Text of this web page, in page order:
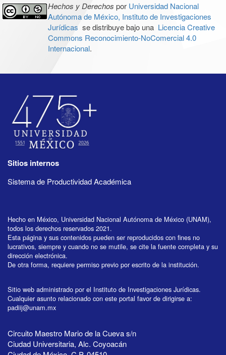
Hechos y Derechos por Universidad Nacional
Autónoma de México, Instituto de Investigaciones
Jurídicas se distribuye bajo una Licencia Creative
Commons Reconocimiento-NoComercial 4.0
Internacional.
Sitios internos
Sistema de Productividad Académica
Hecho en México, Universidad Nacional Autónoma de México (UNAM),
todos los derechos reservados 2021.
Esta página y sus contenidos pueden ser reproducidos con fines no
lucrativos, siempre y cuando no se mutile, se cite la fuente completa y su
dirección electrónica.
De otra forma, requiere permiso previo por escrito de la institución.
Sitio web administrado por el Instituto de Investigaciones Jurídicas.
Cualquier asunto relacionado con este portal favor de dirigirse a:
padiij@unam.mx
Circuito Maestro Mario de la Cueva s/n
Ciudad Universitaria, Alc. Coyoacán